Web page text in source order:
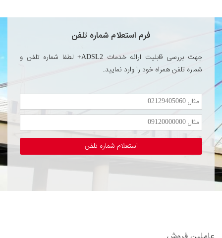
فرم استعلام شماره تلفن
جهت بررسی قابلیت ارائه خدمات ADSL2+ لطفا شماره تلفن و
شماره تلفن همراه خود را وارد نمایید.
استعلام شماره تلفن